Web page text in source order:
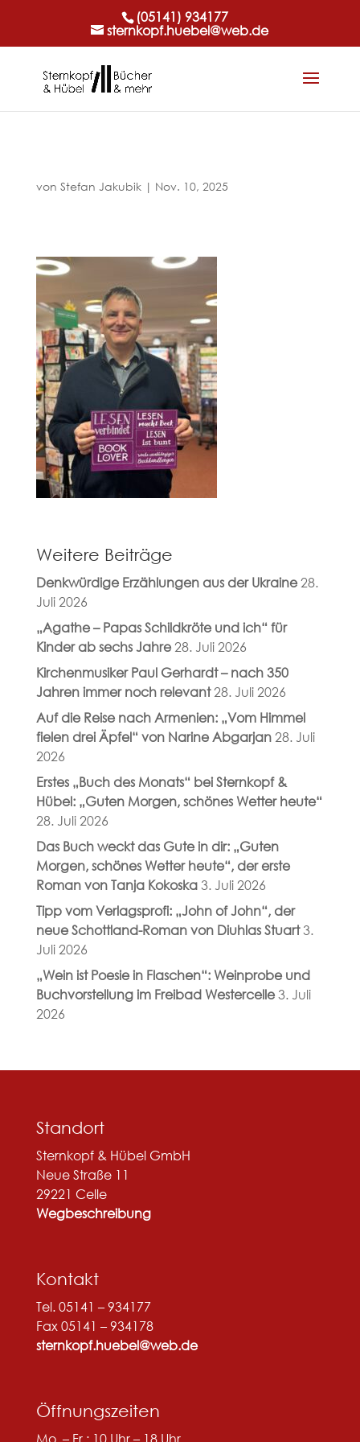
(05141) 934177
sternkopf.huebel@web.de
von Stefan Jakubik| Nov. 10, 2025
Weitere Beiträge
Denkwürdige Erzählungen aus der Ukraine 28.
Juli 2026
„Agathe – Papas Schildkröte und ich“ für
Kinder ab sechs Jahre 28. Juli 2026
Kirchenmusiker Paul Gerhardt – nach 350
Jahren immer noch relevant 28. Juli 2026
Auf die Reise nach Armenien: „Vom Himmel
fielen drei Äpfel“ von Narine Abgarjan 28. Juli
2026
Erstes „Buch des Monats“ bei Sternkopf &
Hübel: „Guten Morgen, schönes Wetter heute“
28. Juli 2026
Das Buch weckt das Gute in dir: „Guten
Morgen, schönes Wetter heute“, der erste
Roman von Tanja Kokoska 3. Juli 2026
Tipp vom Verlagsprofi: „John of John“, der
neue Schottland-Roman von Diuhlas Stuart 3.
Juli 2026
„Wein ist Poesie in Flaschen“: Weinprobe und
Buchvorstellung im Freibad Westercelle 3. Juli
2026
Standort
Sternkopf & Hübel GmbH
Neue Straße 11
29221 Celle
Wegbeschreibung
Kontakt
Tel. 05141 – 934177
Fax 05141 – 934178
sternkopf.huebel@web.de
Öffnungszeiten